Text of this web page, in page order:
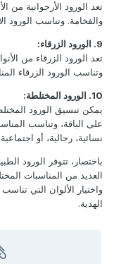
تعد الورود الأرجوانية من
والفخامة. وتناسب الورود
9. الورود الزرقاء:
تعد الورود الزرقاء من
وتناسب الورود الزرقاء
10. الورود المختلطة:
يمكن تنسيق الورود
على الباقة، وتناسب
نسائية، رجالية، أو اجتماعية.
باختصار، تتوفر الورود
العديد من المناسبات
واختيار الألوان التي
الهدية.